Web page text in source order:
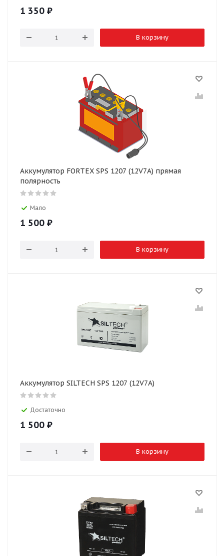
1 350 ₽
В корзину
Аккумулятор FORTEX SPS 1207 (12V7A) прямая
полярность
Мало
1 500 ₽
В корзину
Аккумулятор SILTECH SPS 1207 (12V7A)
Достаточно
1 500 ₽
В корзину